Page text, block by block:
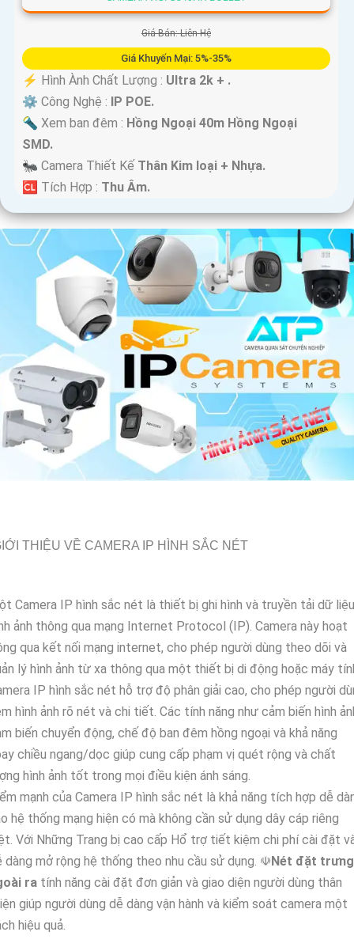
Giá Bán: Liên Hệ
Giá Khuyến Mại: 5%-35%
️⚡ Hình Ành Chất Lượng : Ultra 2k + .
⚙ Công Nghệ : IP POE.
🔦 Xem ban đêm : Hồng Ngoại 40m Hồng Ngoại
SMD.
🐜 Camera Thiết Kế Thân Kim loại + Nhựa.
️🆑 Tích Hợp : Thu Âm.
THIỆU VỀ CAMERA IP HÌNH SẮC NÉT
Camera IP hình sắc nét là thiết bị ghi hình và truyền tải dữ liệu
ảnh thông qua mạng Internet Protocol (IP). Camera này hoạt
qua kết nối mạng internet, cho phép người dùng theo dõi và
lý hình ảnh từ xa thông qua một thiết bị di động hoặc máy
IP hình sắc nét hỗ trợ độ phân giải cao, cho phép người
hình ảnh rõ nét và chi tiết. Các tính năng như cảm biến hình
biến chuyển động, chế độ ban đêm hồng ngoại và khả năng
chiều ngang/dọc giúp cung cấp phạm vị quét rộng và chất
hình ảnh tốt trong mọi điều kiện ánh sáng.
mạnh của Camera IP hình sắc nét là khả năng tích hợp dễ
hệ thống mạng hiện có mà không cần sử dụng dây cáp riêng
Với Những Trang bị cao cấp Hổ trợ tiết kiệm chi phí cài đặt
dàng mở rộng hệ thống theo nhu cầu sử dụng. ☫Nét đặt trưng
ra tính năng cài đặt đơn giản và giao diện người dùng thân
giúp người dùng dễ dàng vận hành và kiểm soát camera một
hiệu quả.